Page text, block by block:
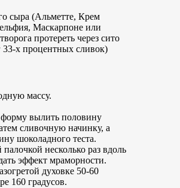
сыра (Альметте, Крем
Маскарпоне или
протереть через сито
33-х процентных сливок)
массу.
вылить половину
сливочную начинку, а
шоколадного теста.
несколько раз вдоль
эффект мраморности.
духовке 50-60
160 градусов.